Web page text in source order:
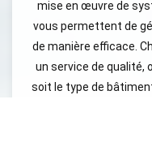
mise en œuvre de
vous permettent de
de manière efficace.
un service de qualité,
soit le type de